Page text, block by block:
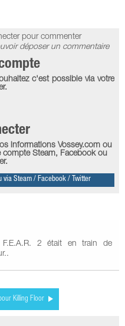
pour commenter
déposer un commentaire
c'est possible via votre
informations Vossey.com ou
compte Steam, Facebook ou
via Steam / Facebook / Twitter
2 était en train de
Killing Floor